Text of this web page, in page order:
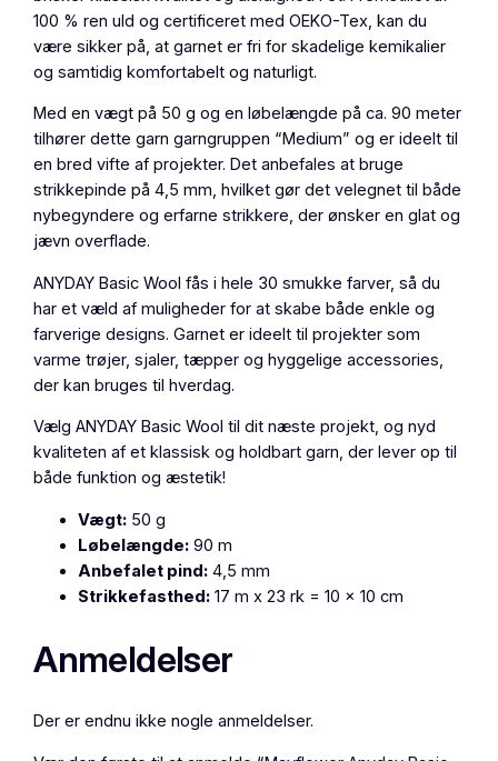
d
a
y
B
a
s
i
c
W
o
l
,
C
h
o
k
o
l
a
l
100 % ren uld og certificeret med OEKO-Tex, kan du
være sikker på, at garnet er fri for skadelige kemikalier
og samtidig komfortabelt og naturligt.
Med en vægt på 50 g og en løbelængde på ca. 90 meter
tilhører dette garn garngruppen “Medium” og er ideelt til
en bred vifte af projekter. Det anbefales at bruge
strikkepinde på 4,5 mm, hvilket gør det velegnet til både
nybegyndere og erfarne strikkere, der ønsker en glat og
jævn overflade.
ANYDAY Basic Wool fås i hele 30 smukke farver, så du
har et væld af muligheder for at skabe både enkle og
farverige designs. Garnet er ideelt til projekter som
varme trøjer, sjaler, tæpper og hyggelige accessories,
der kan bruges til hverdag.
Vælg ANYDAY Basic Wool til dit næste projekt, og nyd
kvaliteten af et klassisk og holdbart garn, der lever op til
både funktion og æstetik!
Vægt: 50 g
Løbelængde: 90 m
Anbefalet pind: 4,5 mm
Strikkefasthed: 17 m x 23 rk = 10 x 10 cm
Anmeldelser
Der er endnu ikke nogle anmeldelser.